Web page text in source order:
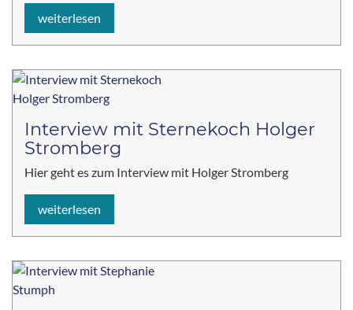
weiterlesen
Interview mit Sternekoch Holger
Stromberg
Hier geht es zum Interview mit Holger Stromberg
weiterlesen